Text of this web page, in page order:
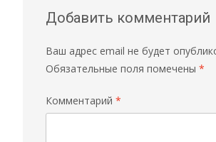
Добавить комментарий
Ваш адрес email не будет
Обязательные поля помечены *
Комментарий *